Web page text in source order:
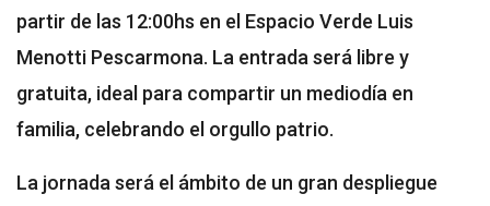
partir de las 12:00hs en el Espacio Verde Luis
Menotti Pescarmona. La entrada será libre y
gratuita, ideal para compartir un mediodía en
familia, celebrando el orgullo patrio.
La jornada será el ámbito de un gran despliegue